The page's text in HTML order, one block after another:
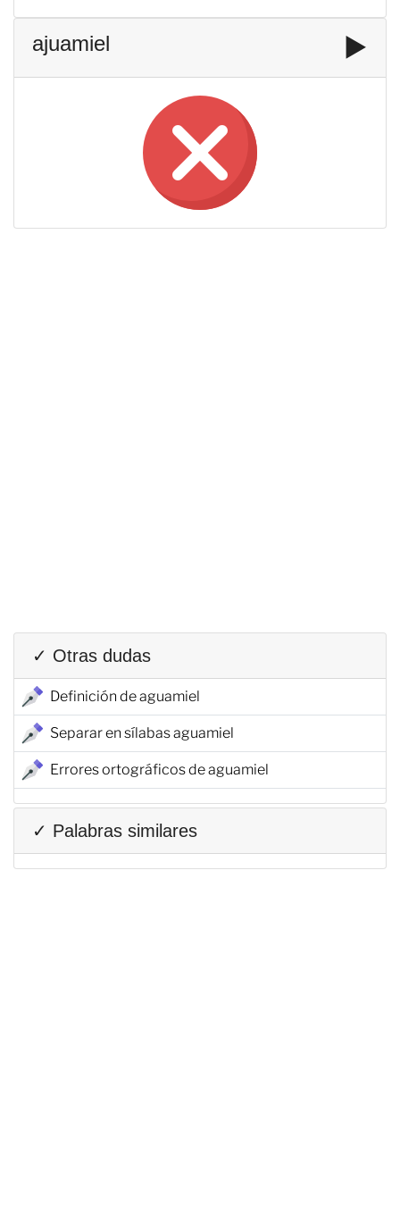
ajuamiel ▶️
✓ Otras dudas
Definición de aguamiel
Separar en sílabas aguamiel
Errores ortográficos de aguamiel
✓ Palabras similares